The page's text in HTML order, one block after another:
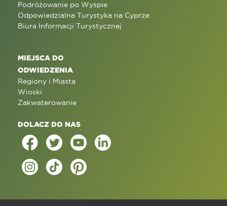
Podróżowanie po Wyspie
Odpowiedzialna Turystyka na Cyprze
Biura Informacji Turystycznej
MIEJSCA DO
ODWIEDZENIA
Regiony i Miasta
Wioski
Zakwaterowanie
DOLACZ DO NAS